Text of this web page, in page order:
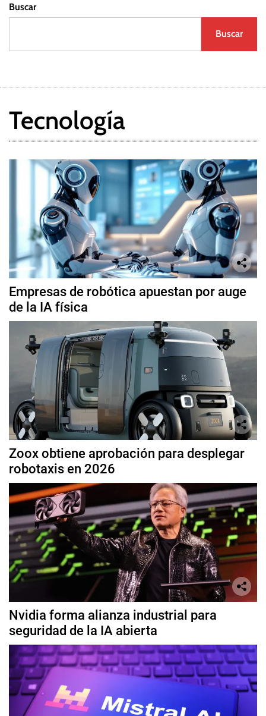
s
Buscar
Buscar
Tecnología
Empresas de robótica apuestan por auge
de la IA física
Zoox obtiene aprobación para desplegar
robotaxis en 2026
Nvidia forma alianza industrial para
seguridad de la IA abierta